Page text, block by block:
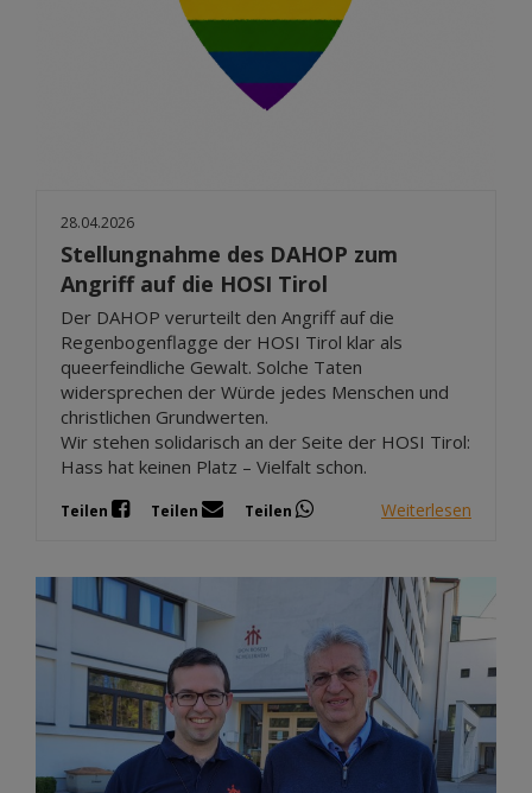
28.04.2026
Stellungnahme des DAHOP zum
Angriff auf die HOSI Tirol
Der DAHOP verurteilt den Angriff auf die
Regenbogenflagge der HOSI Tirol klar als
queerfeindliche Gewalt. Solche Taten
widersprechen der Würde jedes Menschen und
christlichen Grundwerten.
Wir stehen solidarisch an der Seite der HOSI Tirol:
Hass hat keinen Platz – Vielfalt schon.
Teilen Teilen Teilen Weiterlesen